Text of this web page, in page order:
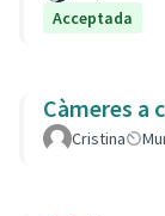
Acceptada
Càmeres a
Cristina